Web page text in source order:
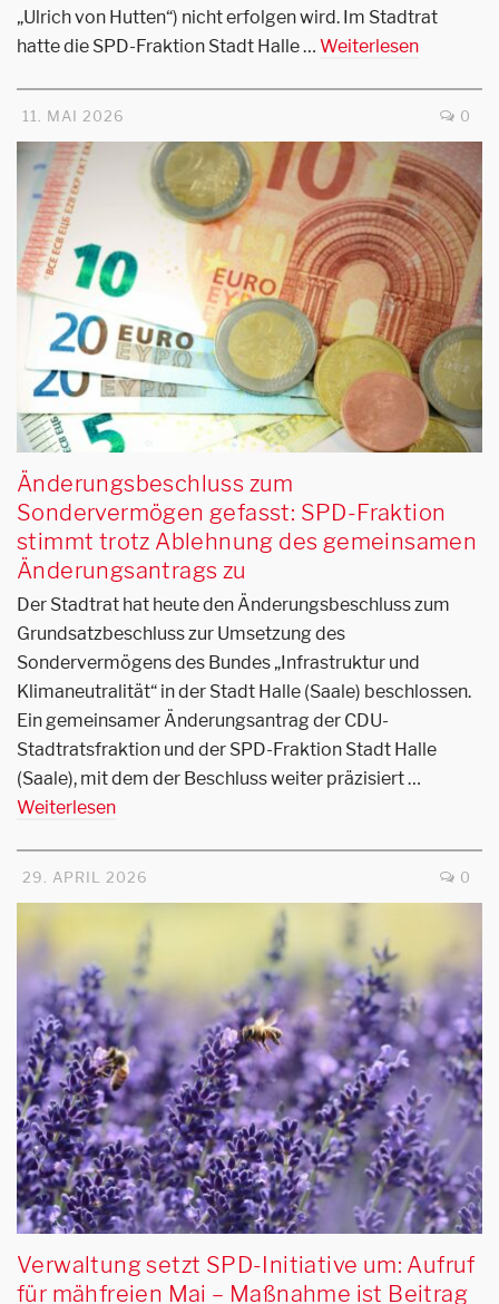
„Ulrich von Hutten“) nicht erfolgen wird. Im Stadtrat
hatte die SPD-Fraktion Stadt Halle … Weiterlesen
11. MAI 2026 0
Änderungsbeschluss zum
Sondervermögen gefasst: SPD-Fraktion
stimmt trotz Ablehnung des gemeinsamen
Änderungsantrags zu
Der Stadtrat hat heute den Änderungsbeschluss zum
Grundsatzbeschluss zur Umsetzung des
Sondervermögens des Bundes „Infrastruktur und
Klimaneutralität“ in der Stadt Halle (Saale) beschlossen.
Ein gemeinsamer Änderungsantrag der CDU-
Stadtratsfraktion und der SPD-Fraktion Stadt Halle
(Saale), mit dem der Beschluss weiter präzisiert …
Weiterlesen
29. APRIL 2026 0
Verwaltung setzt SPD-Initiative um: Aufruf
für mähfreien Mai – Maßnahme ist Beitrag